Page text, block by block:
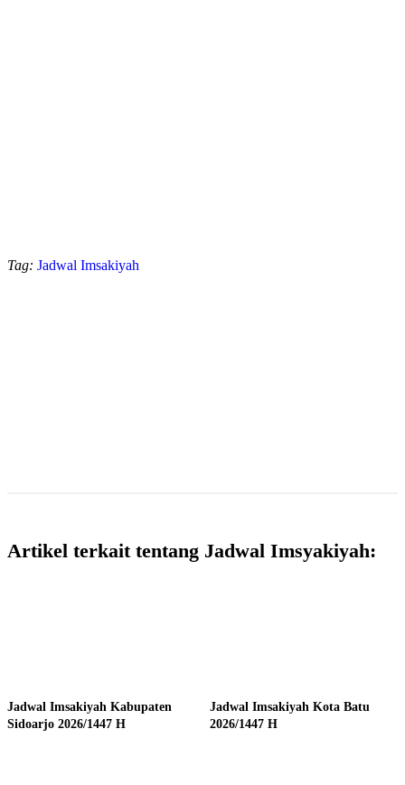
Tag: Jadwal Imsakiyah
Artikel terkait tentang Jadwal Imsyakiyah:
Jadwal Imsakiyah Kabupaten
Sidoarjo 2026/1447 H
Jadwal Imsakiyah Kota Batu
2026/1447 H